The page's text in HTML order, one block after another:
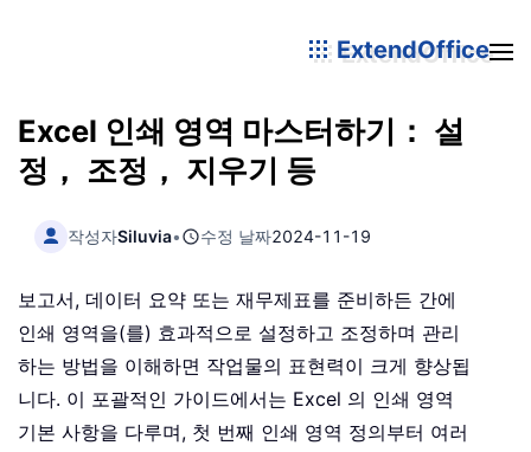
ExtendOffice
Excel 인쇄 영역 마스터하기： 설
정， 조정， 지우기 등
작성자Siluvia• 수정 날짜2024-11-19
보고서, 데이터 요약 또는 재무제표를 준비하든 간에
인쇄 영역을(를) 효과적으로 설정하고 조정하며 관리
하는 방법을 이해하면 작업물의 표현력이 크게 향상됩
니다. 이 포괄적인 가이드에서는 Excel 의 인쇄 영역
기본 사항을 다루며, 첫 번째 인쇄 영역 정의부터 여러